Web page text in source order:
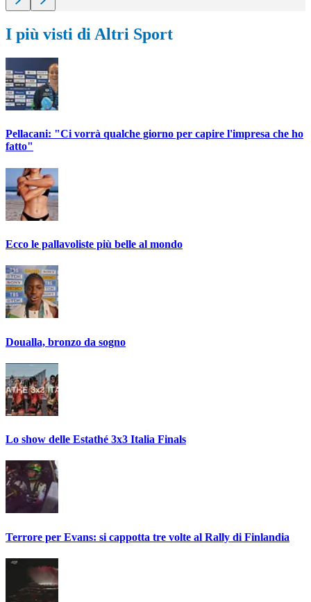
I più visti di Altri Sport
Pellacani: "Ci vorrà qualche giorno per capire l'impresa che ho
fatto"
Ecco le pallavoliste più belle al mondo
Doualla, bronzo da sogno
Lo show delle Estathé 3x3 Italia Finals
Terrore per Evans: si cappotta tre volte al Rally di Finlandia